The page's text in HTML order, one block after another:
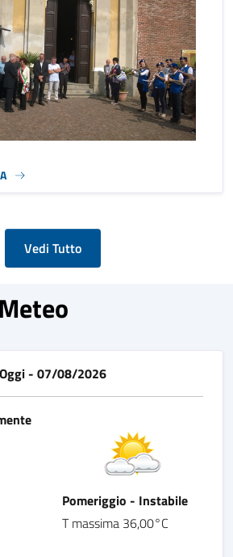
Vedi Tutto
Oggi - 07/08/2026
Pomeriggio - Instabile
T massima 36,00°C